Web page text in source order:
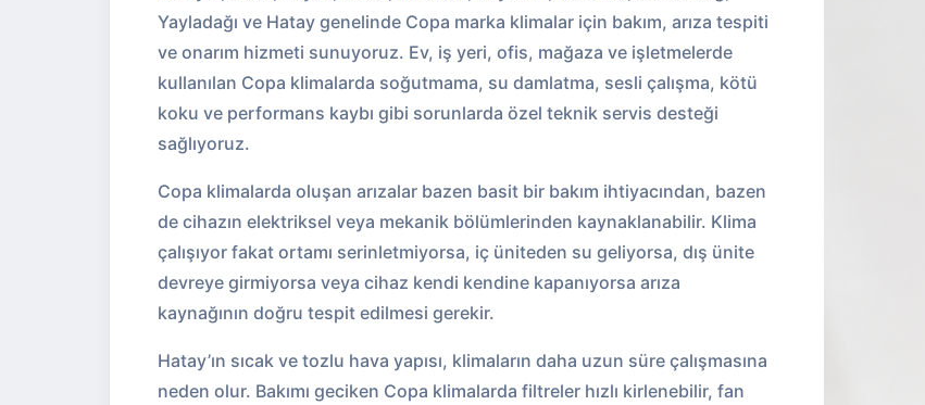
Yayladağı ve Hatay genelinde Copa marka klimalar için bakım, arıza tespiti
ve onarım hizmeti sunuyoruz. Ev, iş yeri, ofis, mağaza ve işletmelerde
kullanılan Copa klimalarda soğutmama, su damlatma, sesli çalışma, kötü
koku ve performans kaybı gibi sorunlarda özel teknik servis desteği
sağlıyoruz.
Copa klimalarda oluşan arızalar bazen basit bir bakım ihtiyacından, bazen
de cihazın elektriksel veya mekanik bölümlerinden kaynaklanabilir. Klima
çalışıyor fakat ortamı serinletmiyorsa, iç üniteden su geliyorsa, dış ünite
devreye girmiyorsa veya cihaz kendi kendine kapanıyorsa arıza
kaynağının doğru tespit edilmesi gerekir.
Hatay’ın sıcak ve tozlu hava yapısı, klimaların daha uzun süre çalışmasına
neden olur. Bakımı geciken Copa klimalarda filtreler hızlı kirlenebilir, fan